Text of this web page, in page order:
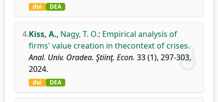
doi DEA
4.Kiss, A., Nagy, T. O.: Empirical analysis of
firms' value creation in thecontext of crises.
Anal. Univ. Oradea. Ştiinţ. Econ. 33 (1), 297-303,
2024.
doi DEA